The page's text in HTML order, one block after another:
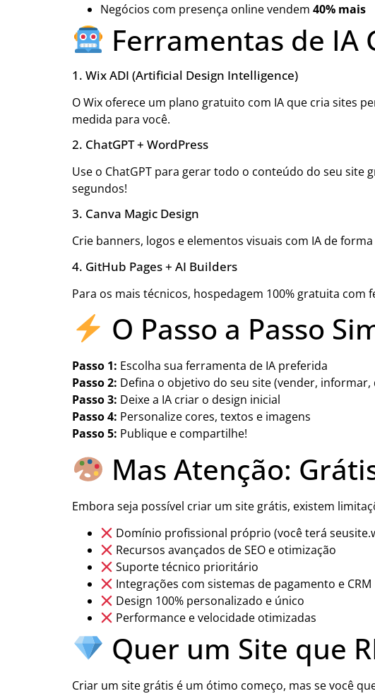
Negócios com presença online vendem 40% mais
Ferramentas de IA
1. Wix ADI (Artificial Design Intelligence)
O Wix oferece um plano gratuito com IA que cria sites
medida para você.
2. ChatGPT + WordPress
Use o ChatGPT para gerar todo o conteúdo do seu
segundos!
3. Canva Magic Design
Crie banners, logos e elementos visuais com IA de
4. GitHub Pages + AI Builders
Para os mais técnicos, hospedagem 100% gratuita
O Passo a Passo
Passo 1: Escolha sua ferramenta de IA preferida
Passo 2: Defina o objetivo do seu site (vender, informar,
Passo 3: Deixe a IA criar o design inicial
Passo 4: Personalize cores, textos e imagens
Passo 5: Publique e compartilhe!
Mas Atenção:
Embora seja possível criar um site grátis, existem
Domínio profissional próprio (você terá
Recursos avançados de SEO e otimização
Suporte técnico prioritário
Integrações com sistemas de pagamento e CRM
Design 100% personalizado e único
Performance e velocidade otimizadas
Quer um Site que
Criar um site grátis é um ótimo começo, mas se você